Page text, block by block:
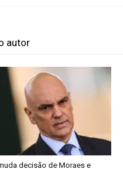
autor
decisão de Moraes e